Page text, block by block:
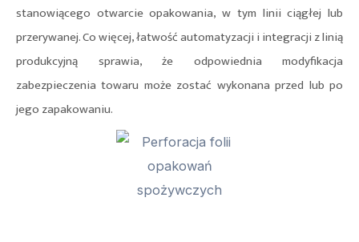
stanowiącego otwarcie opakowania, w tym linii ciągłej lub
przerywanej. Co więcej, łatwość automatyzacji i integracji z linią
produkcyjną sprawia, że odpowiednia modyfikacja
zabezpieczenia towaru może zostać wykonana przed lub po
jego zapakowaniu.